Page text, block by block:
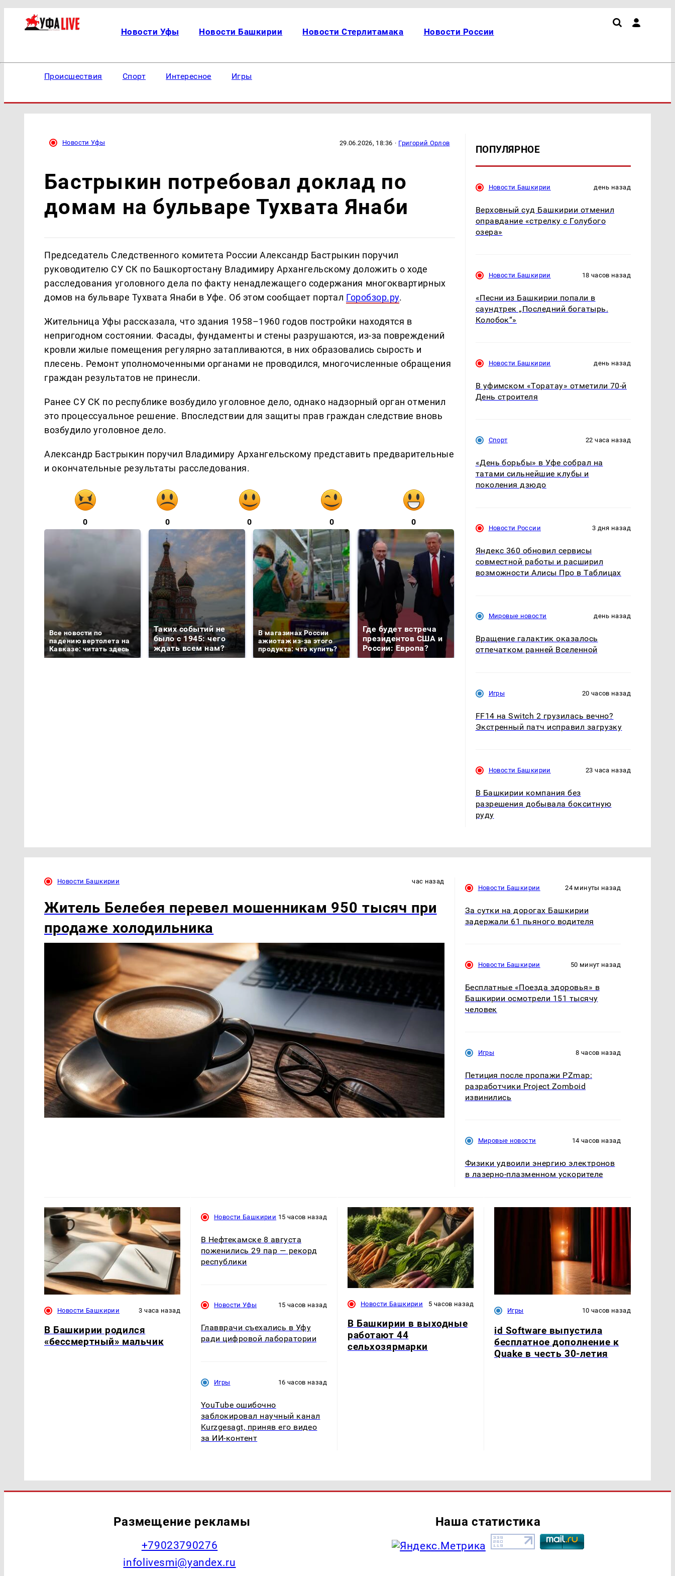
Новости Уфы Новости Башкирии Новости Стерлитамака Новости России
Происшествия Спорт Интересное Игры
Новости Уфы 29.06.2026, 18:36 · Григорий Орлов
Бастрыкин потребовал доклад по
домам на бульваре Тухвата Янаби
Председатель Следственного комитета России Александр Бастрыкин поручил
руководителю СУ СК по Башкортостану Владимиру Архангельскому доложить о ходе
расследования уголовного дела по факту ненадлежащего содержания многоквартирных
домов на бульваре Тухвата Янаби в Уфе. Об этом сообщает портал Горобзор.ру.
Жительница Уфы рассказала, что здания 1958–1960 годов постройки находятся в
непригодном состоянии. Фасады, фундаменты и стены разрушаются, из-за повреждений
кровли жилые помещения регулярно затапливаются, в них образовались сырость и
плесень. Ремонт уполномоченными органами не проводился, многочисленные обращения
граждан результатов не принесли.
Ранее СУ СК по республике возбудило уголовное дело, однако надзорный орган отменил
это процессуальное решение. Впоследствии для защиты прав граждан следствие вновь
возбудило уголовное дело.
Александр Бастрыкин поручил Владимиру Архангельскому представить предварительные
и окончательные результаты расследования.
0 0 0 0 0
Все новости по
падению вертолета на
Кавказе: читать здесь
Таких событий не
было с 1945: чего
ждать всем нам?
В магазинах России
ажиотаж из-за этого
продукта: что купить?
Где будет встреча
президентов США и
России: Европа?
крушение вертолета на
Кавказе: смотреть
никто не ждал: как
так?!
ПОПУЛЯРНОЕ
Новости Башкирии день назад
Верховный суд Башкирии отменил
оправдание «стрелку с Голубого
озера»
Новости Башкирии 18 часов назад
«Песни из Башкирии попали в
саундтрек „Последний богатырь.
Колобок“»
Новости Башкирии день назад
В уфимском «Торатау» отметили 70-й
День строителя
Спорт 22 часа назад
«День борьбы» в Уфе собрал на
татами сильнейшие клубы и
поколения дзюдо
Новости России 3 дня назад
Яндекс 360 обновил сервисы
совместной работы и расширил
возможности Алисы Про в Таблицах
Мировые новости день назад
Вращение галактик оказалось
отпечатком ранней Вселенной
Игры 20 часов назад
FF14 на Switch 2 грузилась вечно?
Экстренный патч исправил загрузку
Новости Башкирии 23 часа назад
В Башкирии компания без
разрешения добывала бокситную
руду
Новости Башкирии час назад
Житель Белебея перевел мошенникам 950 тысяч при
продаже холодильника
Новости Башкирии 24 минуты назад
За сутки на дорогах Башкирии
задержали 61 пьяного водителя
Новости Башкирии 50 минут назад
Бесплатные «Поезда здоровья» в
Башкирии осмотрели 151 тысячу
человек
Игры 8 часов назад
Петиция после пропажи PZmap:
разработчики Project Zomboid
извинились
Мировые новости 14 часов назад
Физики удвоили энергию электронов
в лазерно-плазменном ускорителе
Новости Башкирии 3 часа назад
В Башкирии родился
«бессмертный» мальчик
Новости Башкирии 15 часов назад
В Нефтекамске 8 августа
поженились 29 пар — рекорд
республики
Новости Уфы 15 часов назад
Главврачи съехались в Уфу
ради цифровой лаборатории
Игры 16 часов назад
YouTube ошибочно
заблокировал научный канал
Kurzgesagt, приняв его видео
за ИИ-контент
Новости Башкирии 5 часов назад
В Башкирии в выходные
работают 44
сельхозярмарки
Игры 10 часов назад
id Software выпустила
бесплатное дополнение к
Quake в честь 30-летия
Размещение рекламы
+79023790276
infolivesmi@yandex.ru
Наша статистика